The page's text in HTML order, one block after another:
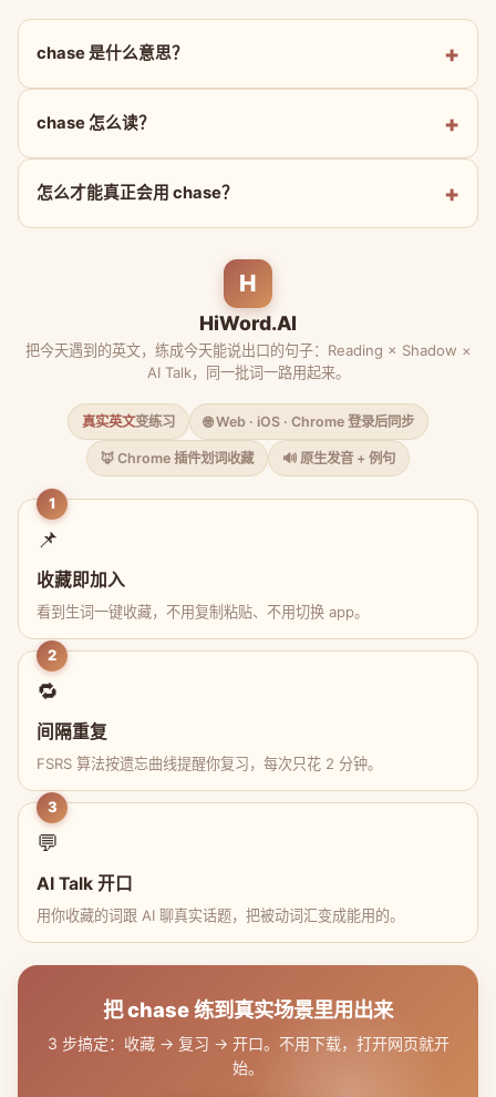
chase 是什么意思？
chase 怎么读？
怎么才能真正会用 chase？
H
HiWord.AI
把今天遇到的英文，练成今天能说出口的句子：Reading × Shadow ×
AI Talk，同一批词一路用起来。
真实英文变练习 🌐 Web · iOS · Chrome 登录后同步
🦊 Chrome 插件划词收藏 🔊 原生发音 + 例句
1
📌
收藏即加入
看到生词一键收藏，不用复制粘贴、不用切换 app。
2
🔁
间隔重复
FSRS 算法按遗忘曲线提醒你复习，每次只花 2 分钟。
3
💬
AI Talk 开口
用你收藏的词跟 AI 聊真实话题，把被动词汇变成能用的。
把 chase 练到真实场景里用出来
3 步搞定：收藏 → 复习 → 开口。不用下载，打开网页就开
始。